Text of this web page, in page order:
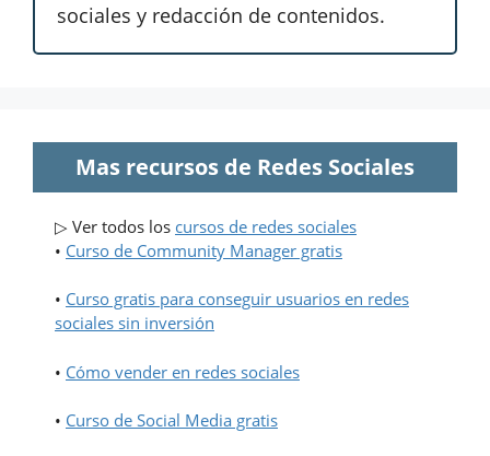
sociales y redacción de contenidos.
Mas recursos de Redes Sociales
▷ Ver todos los cursos de redes sociales
• Curso de Community Manager gratis
• Curso gratis para conseguir usuarios en redes
sociales sin inversión
• Cómo vender en redes sociales
• Curso de Social Media gratis